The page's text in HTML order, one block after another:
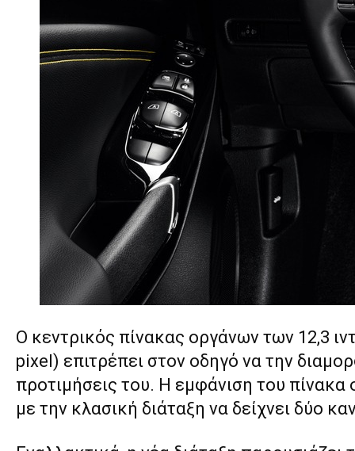
Ο κεντρικός πίνακας οργάνων των 12,3
pixel) επιτρέπει στον οδηγό να την
προτιμήσεις του. Η εμφάνιση του
με την κλασική διάταξη να δείχνει δύο